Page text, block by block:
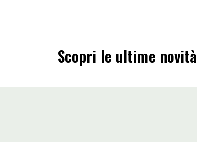
Scopri le ultime novità